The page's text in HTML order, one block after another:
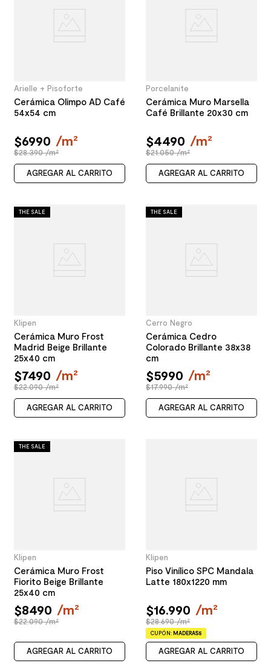
Arielle + Pisoforte
Cerámica Olimpo AD Café
54x54 cm
$6990 /m²
$28.390 /m²
AGREGAR AL CARRITO
Porcelanite
Cerámica Muro Marsella
Café Brillante 20x30 cm
$4490 /m²
$21.050 /m²
AGREGAR AL CARRITO
THE SALE
Klipen
Cerámica Muro Frost
Madrid Beige Brillante
25x40 cm
$7490 /m²
$22.090 /m²
AGREGAR AL CARRITO
THE SALE
Cerro Negro
Cerámica Cedro
Colorado Brillante 38x38
cm
$5990 /m²
$17.990 /m²
AGREGAR AL CARRITO
THE SALE
Klipen
Cerámica Muro Frost
Fiorito Beige Brillante
25x40 cm
$8490 /m²
$22.090 /m²
AGREGAR AL CARRITO
Klipen
Piso Vinílico SPC Mandala
Latte 180x1220 mm
$16.990 /m²
$28.690 /m²
CUPÓN:MADERAS5
AGREGAR AL CARRITO